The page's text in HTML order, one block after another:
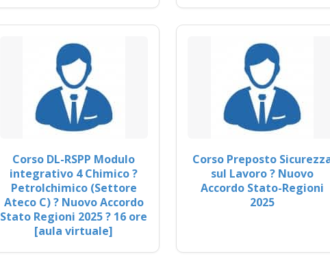
Corso DL-RSPP Modulo
integrativo 4 Chimico ?
Petrolchimico (Settore
Ateco C) ? Nuovo Accordo
Stato Regioni 2025 ? 16 ore
[aula virtuale]
Corso Preposto
sul Lavoro ? Nuovo
Accordo Stato-Regioni
2025